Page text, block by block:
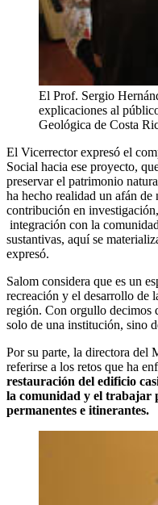
El Prof. Sergio
explicaciones al
Geológica de Costa
El Vicerrector expresó el
Social hacia ese proyecto,
preservar el patrimonio
ha hecho realidad un afán de
contribución en
integración con la
sustantivas, aquí se
expresó.
Salom considera que es un
recreación y el desarrollo de
región. Con orgullo decimos
solo de una institución, sino
Por su parte, la directora del
referirse a los retos que ha
restauración del edificio
la comunidad y el trabajar
permanentes e itinerantes.